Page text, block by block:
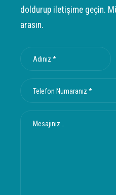
doldurup iletişime geçin.
arasın.